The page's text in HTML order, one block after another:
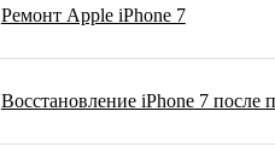
Ремонт Apple iPhone 7
Восстановление iPhone 7 после